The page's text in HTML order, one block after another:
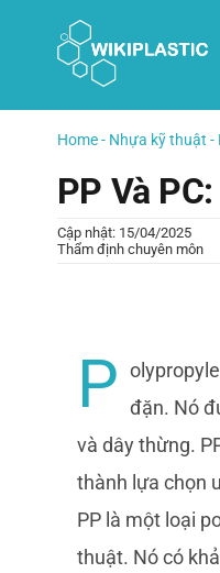
Home- Nhựa kỹ thuật -
PP Và
Cập nhật: 15/04/2025
Thẩm định chuyên môn
P đặn. Nó
và dây thừng.
thành lựa chọn
PP là một loại
thuật. Nó có